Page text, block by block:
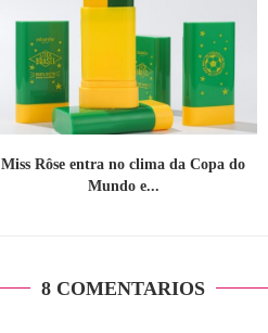
Miss Rôse entra no clima da Copa do
Mundo e...
8 COMENTARIOS